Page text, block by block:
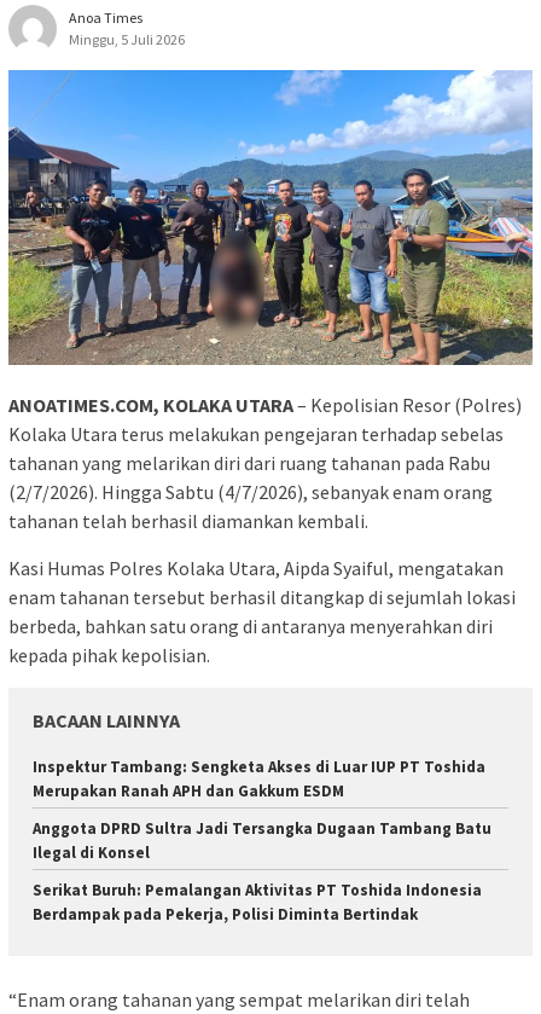
Anoa Times
Minggu, 5 Juli 2026
ANOATIMES.COM, KOLAKA UTARA– Kepolisian Resor (Polres)
Kolaka Utara terus melakukan pengejaran terhadap sebelas
tahanan yang melarikan diri dari ruang tahanan pada Rabu
(2/7/2026). Hingga Sabtu (4/7/2026), sebanyak enam orang
tahanan telah berhasil diamankan kembali.
Kasi Humas Polres Kolaka Utara, Aipda Syaiful, mengatakan
enam tahanan tersebut berhasil ditangkap di sejumlah lokasi
berbeda, bahkan satu orang di antaranya menyerahkan diri
kepada pihak kepolisian.
BACAAN LAINNYA
Inspektur Tambang: Sengketa Akses di Luar IUP PT Toshida
Merupakan Ranah APH dan Gakkum ESDM
Anggota DPRD Sultra Jadi Tersangka Dugaan Tambang Batu
Ilegal di Konsel
Serikat Buruh: Pemalangan Aktivitas PT Toshida Indonesia
Berdampak pada Pekerja, Polisi Diminta Bertindak
“Enam orang tahanan yang sempat melarikan diri telah